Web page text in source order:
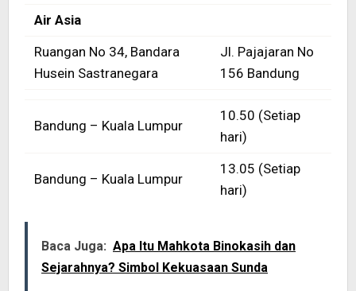
Air Asia
Ruangan No 34, Bandara
Husein Sastranegara
Jl. Pajajaran No
156 Bandung
Bandung – Kuala Lumpur
10.50 (Setiap
hari)
Bandung – Kuala Lumpur
13.05 (Setiap
hari)
Baca Juga: Apa Itu Mahkota Binokasih dan
Sejarahnya? Simbol Kekuasaan Sunda